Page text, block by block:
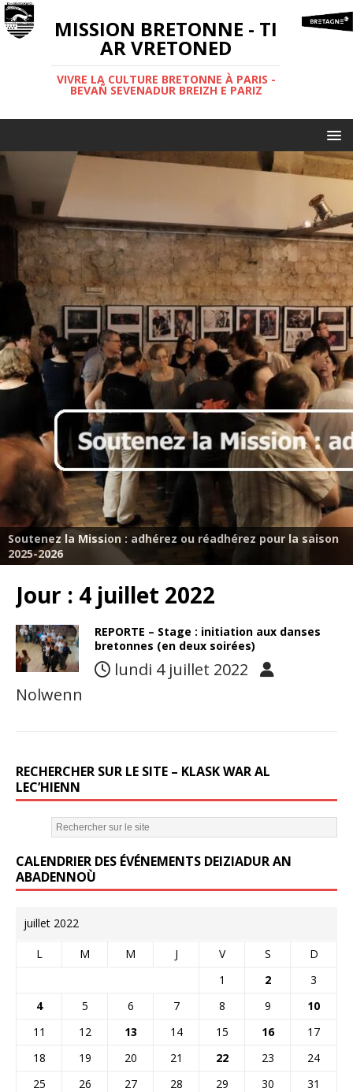
MISSION BRETONNE - TI
AR VRETONED
VIVRE LA CULTURE BRETONNE À PARIS -
BEVAÑ SEVENADUR BREIZH E PARIZ
Soutenez la Mission : adhérez ou réadhérez pour la saison
2025-2026
Jour : 4 juillet 2022
REPORTE – Stage : initiation aux danses
bretonnes (en deux soirées)
lundi 4 juillet 2022
Nolwenn
RECHERCHER SUR LE SITE – KLASK WAR AL
LEC’HIENN
CALENDRIER DES ÉVÉNEMENTS DEIZIADUR AN
ABADENNOÙ
juillet 2022
L M M J V S
D
1
2
3
4
5 6 7 8 9
10
11
12 13 14 15 16
17
18
19 20 21 22 23
24
25
26 27 28 29 30 31